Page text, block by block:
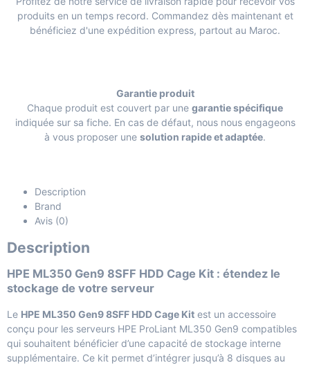
produits en un temps record. Commandez dès maintenant et
bénéficiez d'une expédition express, partout au Maroc.
Garantie produit
Chaque produit est couvert par une garantie spécifique
indiquée sur sa fiche. En cas de défaut, nous nous engageons
à vous proposer une solution rapide et adaptée.
Description
Brand
Avis (0)
Description
HPE ML350 Gen9 8SFF HDD Cage Kit : étendez le
stockage de votre serveur
Le HPE ML350 Gen9 8SFF HDD Cage Kit est un accessoire
conçu pour les serveurs HPE ProLiant ML350 Gen9 compatibles
qui souhaitent bénéficier d’une capacité de stockage interne
supplémentaire. Ce kit permet d’intégrer jusqu’à 8 disques au